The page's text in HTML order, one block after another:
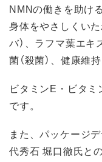
NMNの働きを助け
身体をやさしくい
バ）、ラフマ葉エ
菌（殺菌）、健康維
ビタミンE・ビタ
です。
また、パッケージ
代秀石 堀口徹氏と